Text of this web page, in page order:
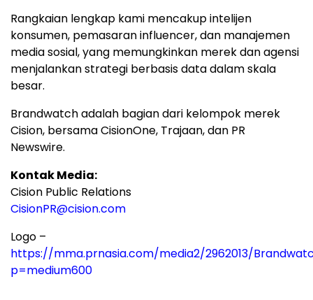
Rangkaian lengkap kami mencakup intelijen
konsumen, pemasaran influencer, dan manajemen
media sosial, yang memungkinkan merek dan agensi
menjalankan strategi berbasis data dalam skala
besar.
Brandwatch adalah bagian dari kelompok merek
Cision, bersama CisionOne, Trajaan, dan PR
Newswire.
Kontak Media:
Cision Public Relations
CisionPR@cision.com
Logo –
https://mma.prnasia.com/media2/2962013/
p=medium600